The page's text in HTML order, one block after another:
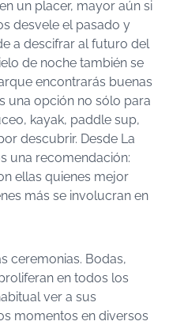
un placer, mayor aún si
desvele el pasado y
a descifrar al futuro del
de noche también se
encontrarás buenas
una opción no sólo para
kayak, paddle sup,
descubrir. Desde La
una recomendación:
ellas quienes mejor
más se involucran en
ceremonias. Bodas,
en todos los
ver a sus
momentos en diversos